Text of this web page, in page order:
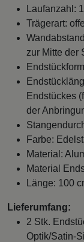
Laufanzahl:
Trägerart:
zur Mitte der
Endstückes
der
Farbe:
Material:
Material
Länge: 100
Lieferumfang:
2 Stk.
Optik/Satin-